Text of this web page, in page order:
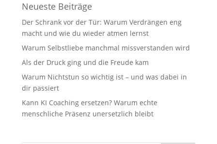
Neueste Beiträge
Der Schrank vor der Tür: Warum Verdrängen eng
macht und wie du wieder atmen lernst
Warum Selbstliebe manchmal missverstanden wird
Als der Druck ging und die Freude kam
Warum Nichtstun so wichtig ist – und was dabei in
dir passiert
Kann KI Coaching ersetzen? Warum echte
menschliche Präsenz unersetzlich bleibt